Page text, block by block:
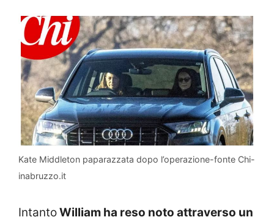
Kate Middleton paparazzata dopo l’operazione-fonte Chi-
inabruzzo.it
IntantoWilliam ha reso noto attraverso un